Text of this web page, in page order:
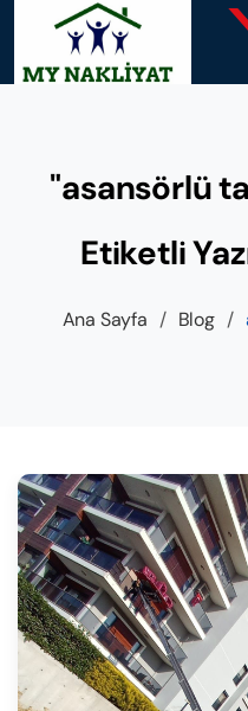
"asansörlü
Etiketli
Ana Sayfa / Blog /